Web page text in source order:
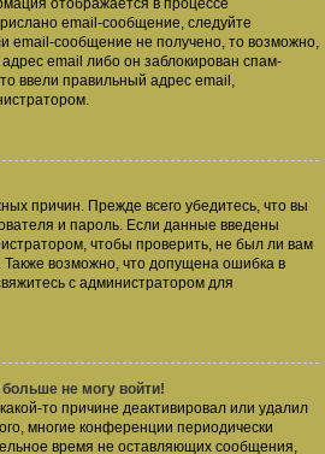
отображается в процессе
email-сообщение, следуйте
email-сообщение не получено, то возможно,
email либо он заблокирован спам-
ввели правильный адрес email,
причин. Прежде всего убедитесь, что вы
и пароль. Если данные введены
чтобы проверить, не был ли вам
Также возможно, что допущена ошибка в
с администратором для
не могу войти!
то причине деактивировал или удалил
многие конференции периодически
время не оставляющих сообщения,